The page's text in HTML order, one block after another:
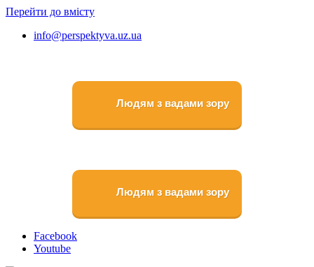
Перейти до вмісту
info@perspektyva.uz.ua
Людям з вадами зору
Людям з вадами зору
Faceboоk
Youtube